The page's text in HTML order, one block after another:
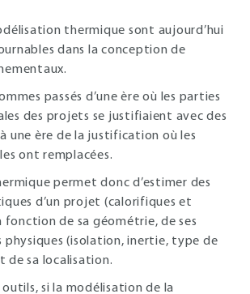
thermique sont aujourd’hui
dans la conception de
passés d’une ère où les parties
des projets se justifiaient avec des
une ère de la justification où les
ont remplacées.
permet donc d’estimer des
d’un projet (calorifiques et
de sa géométrie, de ses
physiques (isolation, inertie, type de
de sa localisation.
si la modélisation de la